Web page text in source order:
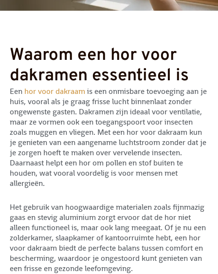
Waarom een hor voor
dakramen essentieel is
Een hor voor dakraam is een onmisbare toevoeging aan je
huis, vooral als je graag frisse lucht binnenlaat zonder
ongewenste gasten. Dakramen zijn ideaal voor ventilatie,
maar ze vormen ook een toegangspoort voor insecten
zoals muggen en vliegen. Met een hor voor dakraam kun
je genieten van een aangename luchtstroom zonder dat je
je zorgen hoeft te maken over vervelende insecten.
Daarnaast helpt een hor om pollen en stof buiten te
houden, wat vooral voordelig is voor mensen met
allergieën.
Het gebruik van hoogwaardige materialen zoals fijnmazig
gaas en stevig aluminium zorgt ervoor dat de hor niet
alleen functioneel is, maar ook lang meegaat. Of je nu een
zolderkamer, slaapkamer of kantoorruimte hebt, een hor
voor dakraam biedt de perfecte balans tussen comfort en
bescherming, waardoor je ongestoord kunt genieten van
een frisse en gezonde leefomgeving.